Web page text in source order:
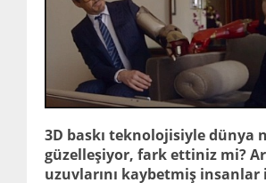
3D baskı teknolojisiyle dünya
güzelleşiyor, fark ettiniz mi?
uzuvlarını kaybetmiş insanlar